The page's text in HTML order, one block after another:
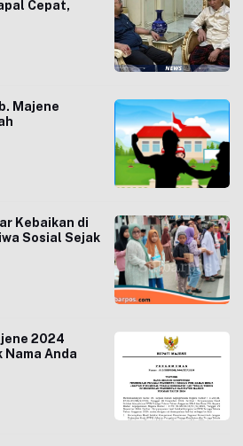
Cepat,
Majene
Kebaikan di
Sosial Sejak
2024
Nama Anda